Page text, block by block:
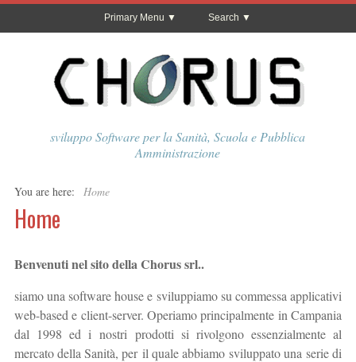
Primary Menu Search
sviluppo Software per la Sanità, Scuola e Pubblica
Amministrazione
You are here: Home
Home
Benvenuti nel sito della Chorus srl..
siamo una software house e sviluppiamo su commessa applicativi
web-based e client-server. Operiamo principalmente in Campania
dal 1998 ed i nostri prodotti si rivolgono essenzialmente al
mercato della Sanità, per il quale abbiamo sviluppato una serie di